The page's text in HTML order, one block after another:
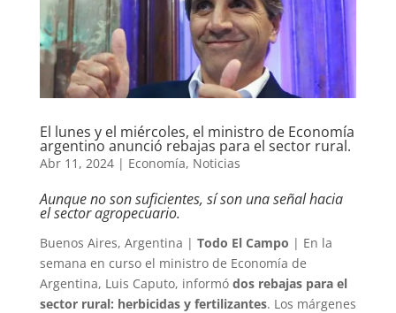
El lunes y el miércoles, el ministro de Economía
argentino anunció rebajas para el sector rural.
Abr 11, 2024| Economía, Noticias
Aunque no son suficientes, sí son una señal hacia
el sector agropecuario.
Buenos Aires, Argentina | Todo El Campo | En la
semana en curso el ministro de Economía de
Argentina, Luis Caputo, informó dos rebajas para el
sector rural: herbicidas y fertilizantes. Los márgenes